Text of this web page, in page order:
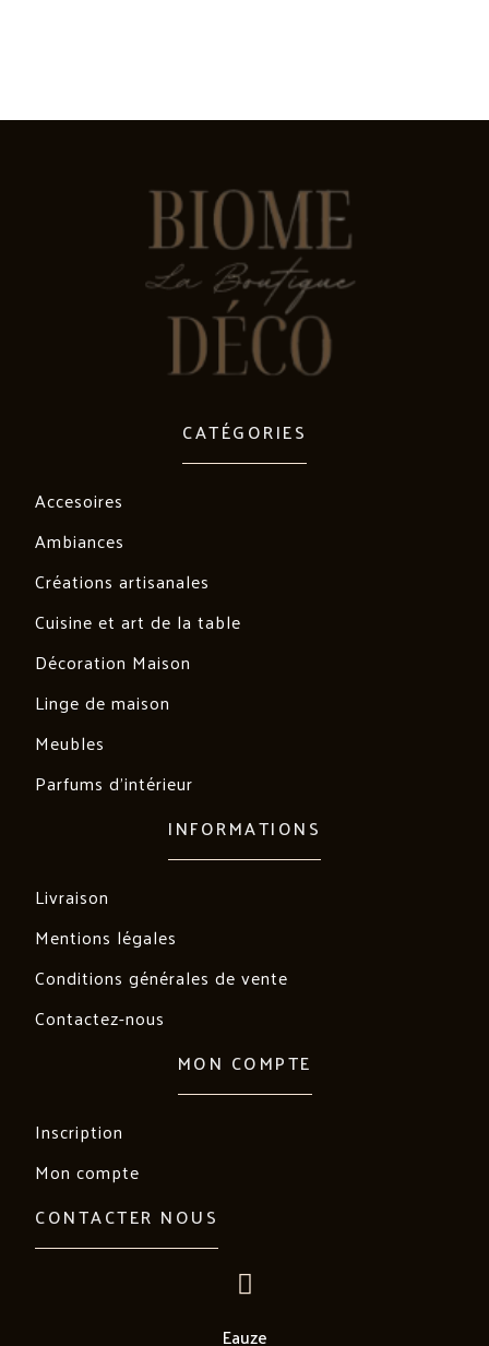
CATÉGORIES
Accesoires
Ambiances
Créations artisanales
Cuisine et art de la table
Décoration Maison
Linge de maison
Meubles
Parfums d'intérieur
INFORMATIONS
Livraison
Mentions légales
Conditions générales de vente
Contactez-nous
MON COMPTE
Inscription
Mon compte
CONTACTER NOUS
Eauze